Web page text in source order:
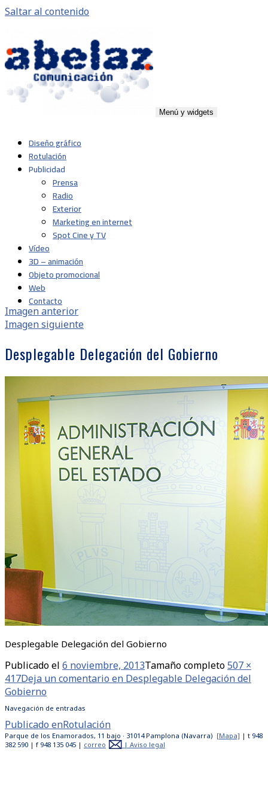
Saltar al contenido
Navarra
Menú y widgets
Diseño gráfico
Rotulación
Publicidad
Prensa
Radio
Exterior
Marketing en internet
Spot Cine y TV
Vídeo
3D – animación
Objeto promocional
Web
Contacto
Imagen anterior
Imagen siguiente
Desplegable Delegación del Gobierno
Desplegable Delegación del Gobierno
Publicado el 6 noviembre, 2013Tamaño completo507 ×
417Deja un comentario en Desplegable Delegación del
Gobierno
Navegación de entradas
Publicado enRotulación
Parque de los Enamorados, 11 bajo · 31014 Pamplona (Navarra) [Mapa] | t 948
382 590 | f 948 135 045 | correo | Aviso legal